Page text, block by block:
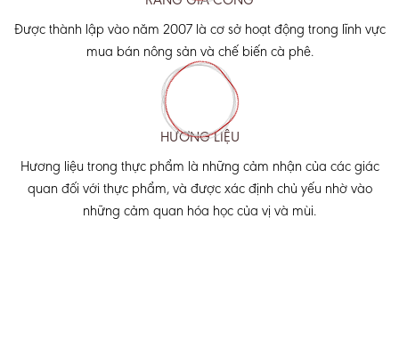
Được thành lập vào năm 2007 là cơ sở hoạt động trong lĩnh vực
mua bán nông sản và chế biến cà phê.
HƯƠNG LIỆU
Hương liệu trong thực phẩm là những cảm nhận của các giác
quan đối với thực phẩm, và được xác định chủ yếu nhờ vào
những cảm quan hóa học của vị và mùi.